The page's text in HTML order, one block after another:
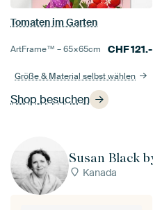
Shop besuchen
Tomaten im Garten
ArtFrame™ –65×65cm CHF121.-
Größe & Material selbst wählen
Susan Black
Kanada